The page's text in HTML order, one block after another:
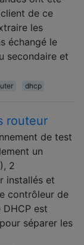
de ce
les
échangé le
secondaire et
dhcp
routeur
de test
un
2
installés et
contrôleur de
est
séparer les